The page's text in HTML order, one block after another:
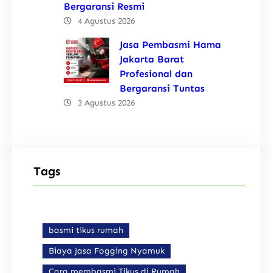
Bergaransi Resmi
4 Agustus 2026
Jasa Pembasmi Hama
Jakarta Barat
Profesional dan
Bergaransi Tuntas
3 Agustus 2026
Tags
basmi tikus rumah
Biaya Jasa Fogging Nyamuk